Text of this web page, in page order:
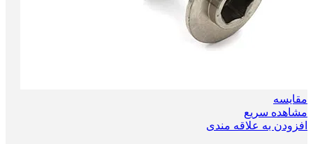
مقایسه
مشاهده سریع
افزودن به علاقه مندی